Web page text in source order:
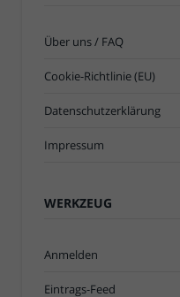
Über uns / FAQ
Cookie-Richtlinie (EU)
Datenschutzerklärung
Impressum
WERKZEUG
Anmelden
Eintrags-Feed